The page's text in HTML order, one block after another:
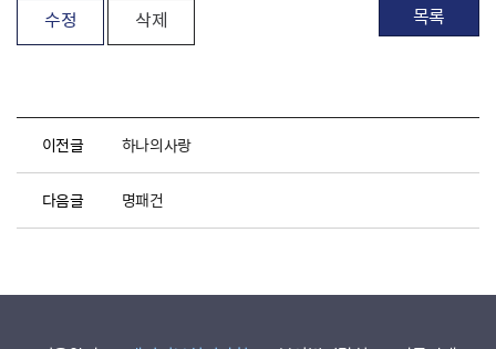
수정 삭제 목록
이전글 하나의사랑
다음글 명패건